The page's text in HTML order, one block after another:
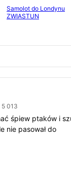
Samolot do Londynu
ZWIASTUN
5 013
śpiew ptaków i
nie pasował do